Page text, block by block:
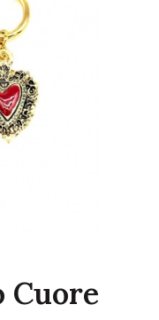
Cuore